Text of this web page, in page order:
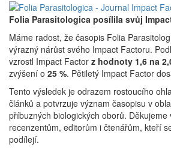
Folia Parasitologica posílila svůj
Máme radost, že časopis Folia
výrazný nárůst svého Impact Factoru.
vzrostl Impact Factor z hodnoty 1,6 na
zvýšení o 25 %. Pětiletý Impact Factor
Tento výsledek je odrazem rostoucího
článků a potvrzuje význam časopisu v
příbuzných biologických oborů. Děkujeme
recenzentům, editorům i čtenářům, kteří
podílejí.